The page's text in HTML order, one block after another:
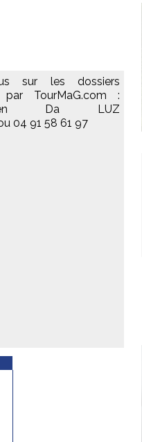
sur les dossiers
par TourMaG.com :
Da LUZ
04 91 58 61 97